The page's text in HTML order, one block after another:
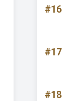
#16
#17
#18